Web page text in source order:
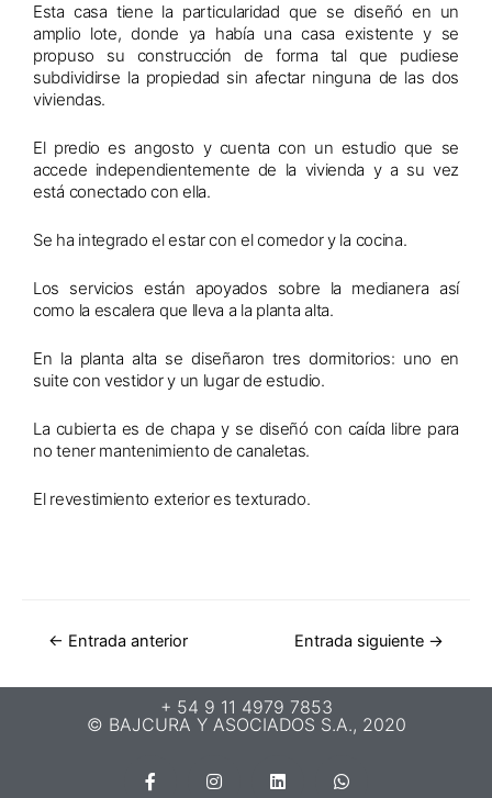
Esta casa tiene la particularidad que se diseñó en un
amplio lote, donde ya había una casa existente y se
propuso su construcción de forma tal que pudiese
subdividirse la propiedad sin afectar ninguna de las dos
viviendas.
El predio es angosto y cuenta con un estudio que se
accede independientemente de la vivienda y a su vez
está conectado con ella.
Se ha integrado el estar con el comedor y la cocina.
Los servicios están apoyados sobre la medianera así
como la escalera que lleva a la planta alta.
En la planta alta se diseñaron tres dormitorios: uno en
suite con vestidor y un lugar de estudio.
La cubierta es de chapa y se diseñó con caída libre para
no tener mantenimiento de canaletas.
El revestimiento exterior es texturado.
← Entrada anterior Entrada siguiente →
+ 54 9 11 4979 7853
© BAJCURA Y ASOCIADOS S.A., 2020